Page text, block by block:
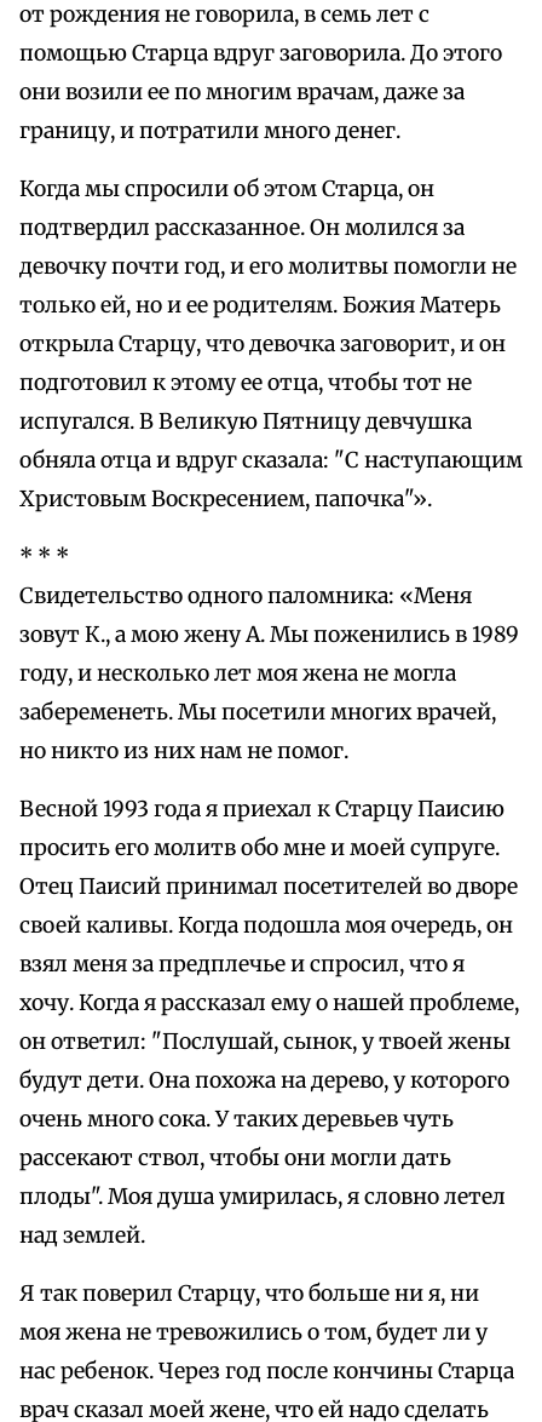
от рождения не говорила, в семь лет с
помощью Старца вдруг заговорила. До этого
они возили ее по многим врачам, даже за
границу, и потратили много денег.
Когда мы спросили об этом Старца, он
подтвердил рассказанное. Он молился за
девочку почти год, и его молитвы помогли не
только ей, но и ее родителям. Божия Матерь
открыла Старцу, что девочка заговорит, и он
подготовил к этому ее отца, чтобы тот не
испугался. В Великую Пятницу девчушка
обняла отца и вдруг сказала: "С наступающим
Христовым Воскресением, папочка"».
* * *
Свидетельство одного паломника: «Меня
зовут К., а мою жену А. Мы поженились в 1989
году, и несколько лет моя жена не могла
забеременеть. Мы посетили многих врачей,
но никто из них нам не помог.
Весной 1993 года я приехал к Старцу Паисию
просить его молитв обо мне и моей супруге.
Отец Паисий принимал посетителей во дворе
своей каливы. Когда подошла моя очередь, он
взял меня за предплечье и спросил, что я
хочу. Когда я рассказал ему о нашей проблеме,
он ответил: "Послушай, сынок, у твоей жены
будут дети. Она похожа на дерево, у которого
очень много сока. У таких деревьев чуть
рассекают ствол, чтобы они могли дать
плоды". Моя душа умирилась, я словно летел
над землей.
Я так поверил Старцу, что больше ни я, ни
моя жена не тревожились о том, будет ли у
нас ребенок. Через год после кончины Старца
врач сказал моей жене, что ей надо сделать